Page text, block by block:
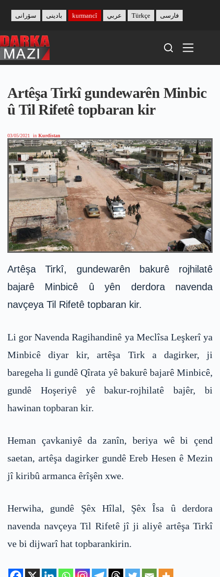
content
بادینی سۆرانی kurmancî عربي Türkçe فارسی
Artêşa Tirkî gundewarên Minbic
û Til Rifetê topbaran kir
03/05/2021 in Kurdistan
Artêşa Tirkî, gundewarên bakurê rojhilatê
bajarê Minbicê û yên derdora navenda
navçeya Til Rifetê topbaran kir.
Li gor Navenda Ragihandinê ya Meclîsa Leşkerî ya
Minbicê diyar kir, artêşa Tirk a dagirker, ji
baregeha li gundê Qîrata yê bakurê bajarê Minbicê,
gundê Hoşeriyê yê bakur-rojhilatê bajêr, bi
hawinan topbaran kir.
Heman çavkaniyê da zanîn, beriya wê bi çend
saetan, artêşa dagirker gundê Ereb Hesen ê Mezin
jî kiribû armanca êrîşên xwe.
Herwiha, gundê Şêx Hîlal, Şêx Îsa û derdora
navenda navçeya Til Rifetê jî ji aliyê artêşa Tirkî
ve bi dijwarî hat topbarankirin.